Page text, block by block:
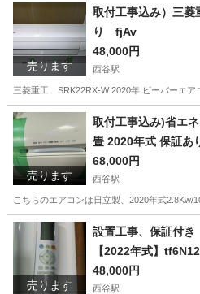
神奈川 横浜市 西谷駅 季節、空
売ります
取付工事込み）三
り fjAv
48,000円
西谷駅
三菱重工 SRK22RX-W 2020年 ビーバーエア
神奈川 横浜市 西谷駅 季節、空
売ります
取付工事込み)省エ
畳 2020年式 保証あ
68,000円
西谷駅
こちらのエアコンは日立製、2020年式
神奈川 横浜市 西谷駅 季節、空
売ります
設置工事、保証付
【2022年式】
48,000円
西谷駅